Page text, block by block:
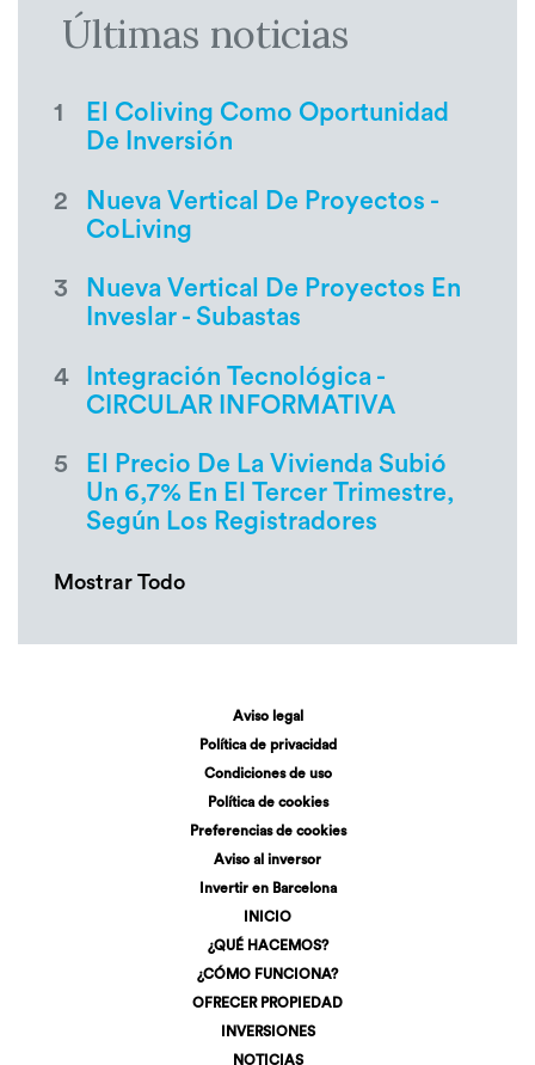
Últimas noticias
1
El Coliving Como Oportunidad
De Inversión
2
Nueva Vertical De Proyectos -
CoLiving
3
Nueva Vertical De Proyectos En
Inveslar - Subastas
4
Integración Tecnológica -
CIRCULAR INFORMATIVA
5
El Precio De La Vivienda Subió
Un 6,7% En El Tercer Trimestre,
Según Los Registradores
Mostrar Todo
Aviso legal
Política de privacidad
Condiciones de uso
Política de cookies
Preferencias de cookies
Aviso al inversor
Invertir en Barcelona
INICIO
¿QUÉ HACEMOS?
¿CÓMO FUNCIONA?
OFRECER PROPIEDAD
INVERSIONES
NOTICIAS